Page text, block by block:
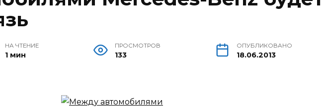
НА ЧТЕНИЕ
1 мин
ПРОСМОТРОВ
133
ОПУБЛИКОВАНО
18.06.2013